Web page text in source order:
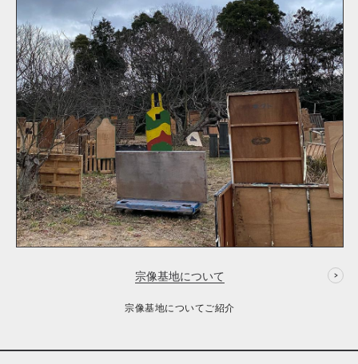
宗像基地について
宗像基地についてご紹介